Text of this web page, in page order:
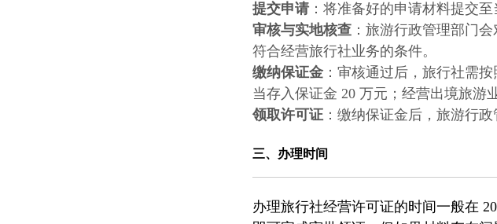
提交申请：将准备好的申请材料提交
审核与实地核查 ：旅游行政管理部门
符合经营旅行社业务的条件。
缴纳保证金 ：审核通过后，旅行社需
当存入保证金 20 万元；经营出境旅游
领取许可证 ：缴纳保证金后，旅游行
三、办理时间
办理旅行社经营许可证的时间一般在